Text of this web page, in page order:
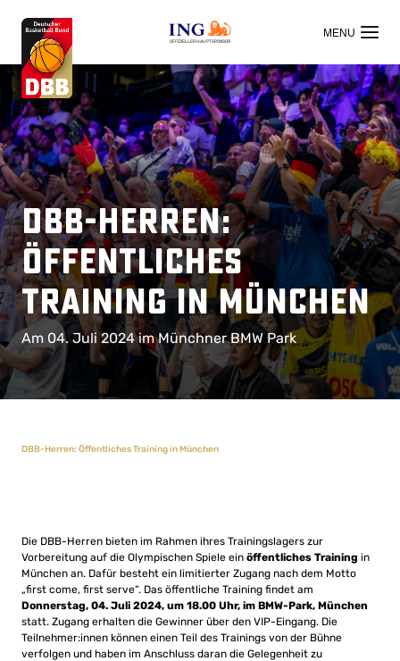
OFFIZIELLER HAUPTSPONSOR
DBB-Herren:
Öffentliches
Training in München
Am 04. Juli 2024 im Münchner BMW Park
DBB-Herren: Öffentliches Training in München
Die DBB-Herren bieten im Rahmen ihres Trainingslagers zur
Vorbereitung auf die Olympischen Spiele ein öffentliches Training in
München an. Dafür besteht ein limitierter Zugang nach dem Motto
„first come, first serve“. Das öffentliche Training findet am
Donnerstag, 04. Juli 2024, um 18.00 Uhr, im BMW-Park, München
statt. Zugang erhalten die Gewinner über den VIP-Eingang. Die
Teilnehmer:innen können einen Teil des Trainings von der Bühne
verfolgen und haben im Anschluss daran die Gelegenheit zu